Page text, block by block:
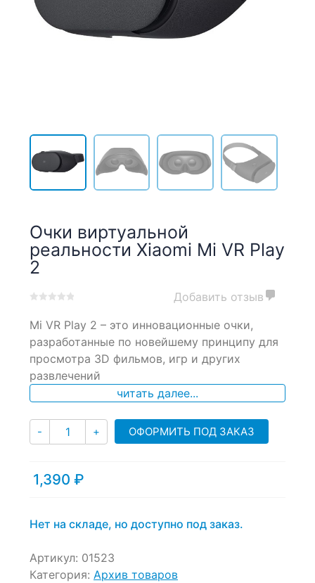
Очки виртуальной
реальности Xiaomi Mi VR Play
2
out
based
on
customer
ratings
Добавить отзыв
Mi VR Play 2 – это инновационные очки,
разработанные по новейшему принципу для
просмотра 3D фильмов, игр и других
развлечений
читать далее...
- Количество
+ ОФОРМИТЬ ПОД ЗАКАЗ
1,390 ₽
Нет на складе, но доступно под заказ.
Артикул: 01523
Категория: Архив товаров